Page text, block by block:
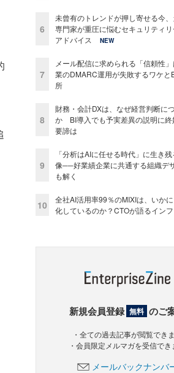
6
未曾有のトレンドが押し寄せる今
専門家が重圧に悩むセキュリティ
アドバイス
NEW
7
メール配信に求められる「信頼性
業のDMARC運用が失敗するワケと
所
8
財務・会計DXは、なぜ経営判断に
か BI導入でも予実差異の説明に
要諦は
9
「分析はAIに任せる時代」に生き
像──好業績企業に共通する組織デ
も解く
10
全社AI活用率99％のMIXIは、いか
化しているのか？CTOが語るイン
新規会員登録 無料 のご
・全ての過去記事が閲覧でき
・会員限定メルマガを受信でき
メールバックナンバ